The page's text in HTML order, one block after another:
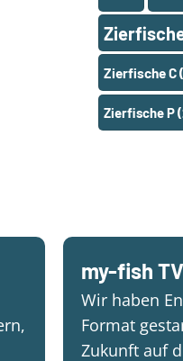
Zierfische C
Zierfische P
my-fish TV
Wir haben
Format
Zukunft auf